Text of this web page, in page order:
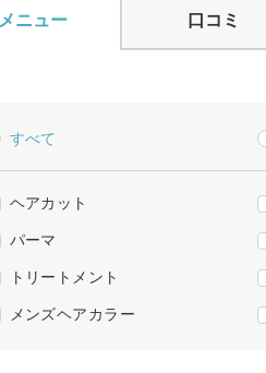
メニュー 口コミ
すべて
ヘアカット
パーマ
トリートメント
メンズヘアカラー